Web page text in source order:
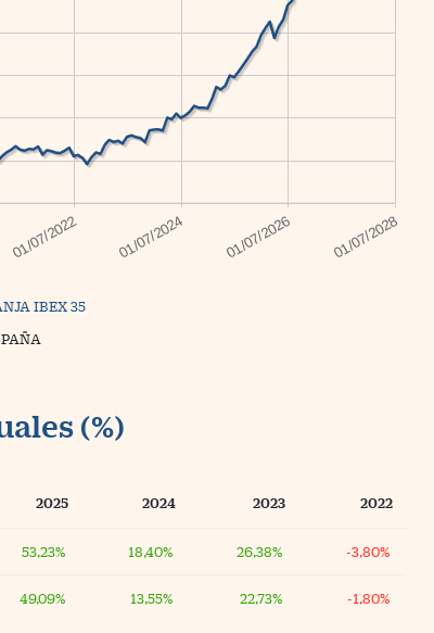
IBEX 35
(%)
2025 2024 2023 2022
53,23% 18,40% 26,38% -3,80%
49,09% 13,55% 22,73% -1,80%